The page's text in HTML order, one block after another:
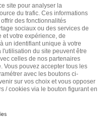
of 5)
l'article
provoque l’arthrose,